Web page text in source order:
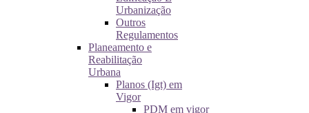
Urbanização
Outros
Regulamentos
Planeamento e
Reabilitação
Urbana
Planos (Igt) em
Vigor
PDM em vigor